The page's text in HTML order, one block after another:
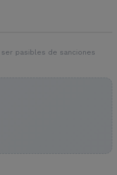
pasibles de sanciones